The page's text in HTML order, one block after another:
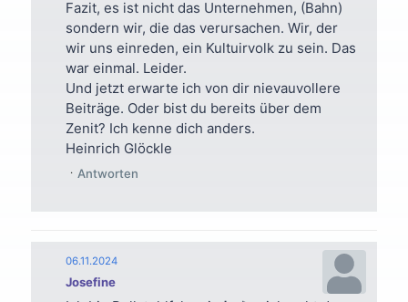
Fazit, es ist nicht das Unternehmen, (Bahn)
sondern wir, die das verursachen. Wir, der
wir uns einreden, ein Kultuirvolk zu sein. Das
war einmal. Leider.
Und jetzt erwarte ich von dir nievauvollere
Beiträge. Oder bist du bereits über dem
Zenit? Ich kenne dich anders.
Heinrich Glöckle
Antworten
Josefine
06.11.2024